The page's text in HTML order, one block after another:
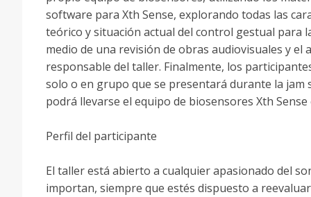
software para Xth Sense, explorando todas las
teórico y situación actual del control gestual para
medio de una revisión de obras audiovisuales y
responsable del taller. Finalmente, los
solo o en grupo que se presentará durante la jam
podrá llevarse el equipo de biosensores Xth
Perfil del participante
El taller está abierto a cualquier apasionado del
importan, siempre que estés dispuesto a